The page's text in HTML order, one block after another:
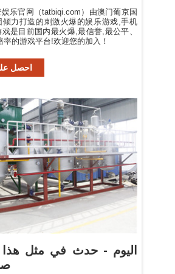
乐官网（tatbiqi.com）由澳门葡京国
倾力打造的刺激火爆的娱乐游戏,手机
是目前国内最火爆,最信誉,最公平、
率的游戏平台!欢迎您的加入！
احصل
اليوم - حدث في مثل هذا